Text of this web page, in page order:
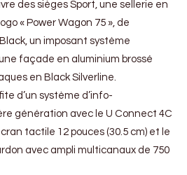
des sièges Sport, une sellerie en
« Power Wagon 75 », de
un imposant système
façade en aluminium brossé
en Black Silverline.
d’un système d’info-
génération avec le U Connect 4C
tactile 12 pouces (30.5 cm) et le
avec ampli multicanaux de 750